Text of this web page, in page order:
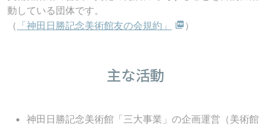
動している団体です。
（ 「神田日勝記念美術館友の会規約」 ）
主な活動
神田日勝記念美術館「三大事業」の企画運営（美術館